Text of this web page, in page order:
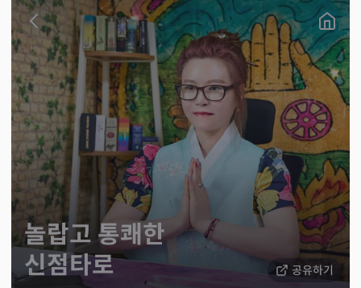
공유하기
놀랍고 통쾌한
신점타로